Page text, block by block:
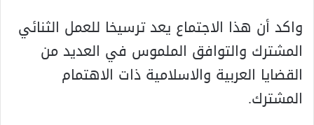
واكد أن هذا الاجتماع يعد ترسيخا للعمل الثنائي
المشترك والتوافق الملموس في العديد من
القضايا العربية والاسلامية ذات الاهتمام
المشترك.